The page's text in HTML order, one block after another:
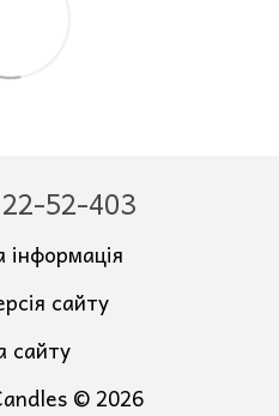
52-403
сайту
сайту
© 2026